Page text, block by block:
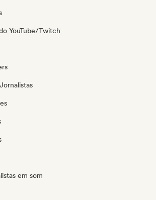
YouTube/Twitch
em som